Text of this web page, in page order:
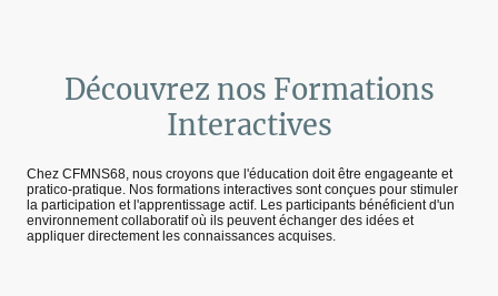
Découvrez nos Formations
Interactives
Chez CFMNS68, nous croyons que l'éducation doit être engageante et
pratico-pratique. Nos formations interactives sont conçues pour stimuler
la participation et l'apprentissage actif. Les participants bénéficient d'un
environnement collaboratif où ils peuvent échanger des idées et
appliquer directement les connaissances acquises.